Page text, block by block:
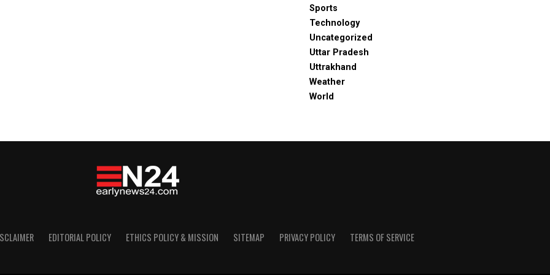
Sports
Technology
Uncategorized
Uttar Pradesh
Uttrakhand
Weather
World
EDITORIAL POLICY ETHICS POLICY & MISSION SITEMAP PRIVACY POLICY TERMS OF SERVICE